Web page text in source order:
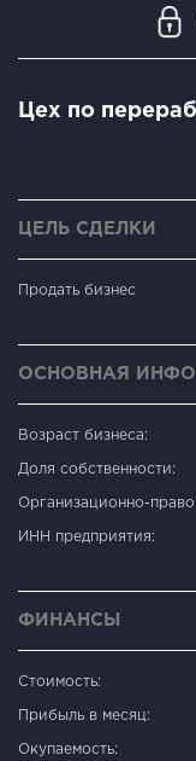
Цех по
ЦЕЛЬ СДЕЛКИ
Продать бизнес
ОСНОВНАЯ
Возраст бизнеса:
Доля собственности:
Организационно-
ИНН предприятия:
ФИНАНСЫ
Стоимость:
Прибыль в месяц:
Окупаемость: